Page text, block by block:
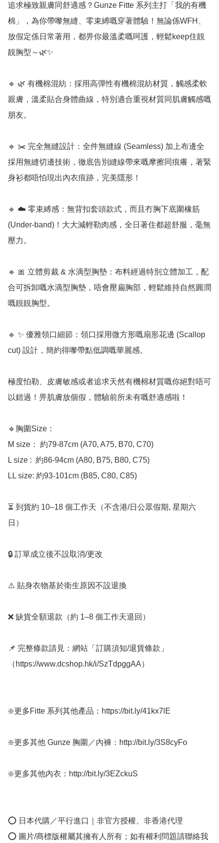
追求極致親膚同舒適感？Gunze Fitte 系列主打「我的有機
棉」，為你帶嚟無縫、零束縛嘅穿著體驗！無論係WFH、
放假定係日常著用，都畀你最溫柔嘅呵護，輕鬆keep住靚
靚胸型～🌿✨
🔹 🌿 有機棉混紡：採用高彈性有機棉混紡材質，觸感柔軟
親膚，溫柔貼合身體曲線，特別適合重視材質同肌膚觸感嘅
朋友。
🔹 ✂️ 完全無縫設計：全件無縫線 (Seamless) 加上布邊全
採用無縫切邊技術，徹底告別縫線帶來嘅摩擦同痕癢，著緊
身衫都唔怕現出內衣痕跡，完美隱形！
🔹 ☁️ 零束縛感：無背扣套頭款式，而且冇胸下底圍橡筋
(Under-band)！大大減輕勒肉感，全日著住都超舒服，毫無
壓力。
🔹 🎀 立體剪裁 & 水滴型胸墊：布料經過特別立體加工，配
合可拆卸嘅水滴型胸墊，唔會壓扁胸部，輕鬆維持自然圓潤
嘅靚靚胸型。
🔹 ✨ 優雅領口細節：領口採用微方形嘅扇形花邊 (Scallop
cut) 設計，簡約得嚟帶點低調嘅華麗感。
極度怕勒、皮膚敏感或者追求天然有機棉材質嘅你絕對唔可
以錯過！畀肌膚放個假，體驗前所未有嘅舒適感啦！
🔹胸圍Size：
M size： 約79-87cm (A70, A75, B70, C70)
L size :  約86-94cm (A80, B75, B80, C75)
LL size: 約93-101cm (B85, C80, C85)
⏳ 到貨約 10–18 個工作天（不含港/日公眾假期, 星期六
日）
🔒 訂單成立後不設取消/更改
⚠️ 貼身衣物基於衛生原因不設退換
❌ 缺貨全額退款（約 1–8 個工作天退回）
📌 完整條款請見：網站「訂購須知/退貨條款」
（https://www.dcshop.hk/i/SzTdpggAA）
❇️更多Fitte 系列其他產品：https://bit.ly/41kx7lE
❇️更多其他 Gunze 胸圍／內褲：http://bit.ly/3S8cyFo
❇️更多其他內衣：http://bit.ly/3EZckuS
⭕ 日本代購／平行進口｜非官方授權、非香港代理
⭕ 圖片/商標版權屬其擁有人所有；如有權利問題請聯絡我